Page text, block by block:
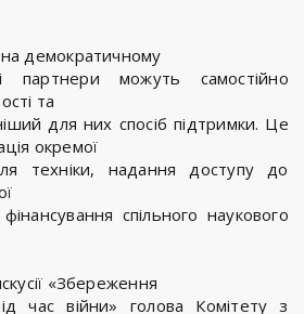
демократичному
партнери можуть самостійно
та
для них спосіб підтримки. Це
окремої
техніки, надання доступу до
спільного наукового
«Збереження
час війни» голова Комітету з